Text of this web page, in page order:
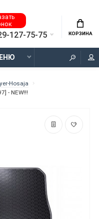
127-75-75 КОРЗИНА
Hosaja
- NEW!!!